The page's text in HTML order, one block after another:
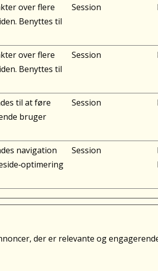
over flere
Benyttes til
Session
over flere
Benyttes til
Session
til at føre
bruger
Session
navigation
Session
der er relevante og